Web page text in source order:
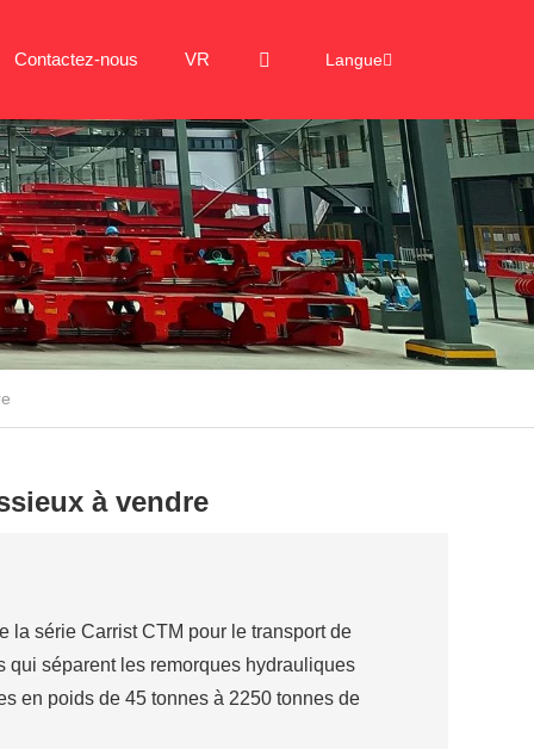
Contactez-nous VR Langue
à vendre
la série Carrist CTM pour le transport de
séparent les remorques hydrauliques
en poids de 45 tonnes à 2250 tonnes de